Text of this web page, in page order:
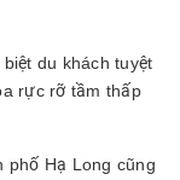
biệt du khách tuyệt
rực rỡ tầm thấp
phố Hạ Long cũng